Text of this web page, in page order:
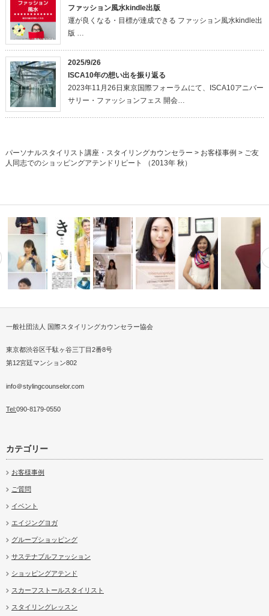
ファッション風水kindle出版
運が良くなる・目標が達成できる ファッション風水kindle出
版 …
2025/9/26
ISCA10年の想い出を振り返る
2023年11月26日東京国際フォーラムにて、ISCA10アニバー
サリー・ファッションフェス 開会…
パーソナルスタイリスト講座・スタイリングカウンセラー > お客様事例 > ご友
人同志でのショッピングアテンドリピート （2013年 秋）
関西チーム…ライン講座
お客様ショッ…
一般社団法人 国際スタイリングカウンセラー協会
東京都渋谷区千駄ヶ谷三丁目2番8号
第12宮廷マンション802
info＠stylingcounselor.com
Tel:090-8179-0550
カテゴリー
お客様事例
ご質問
イベント
エイジングヨガ
グループショッピング
サステナブルファッション
ショッピングアテンド
スカーフストールスタイリスト
スタイリングレッスン